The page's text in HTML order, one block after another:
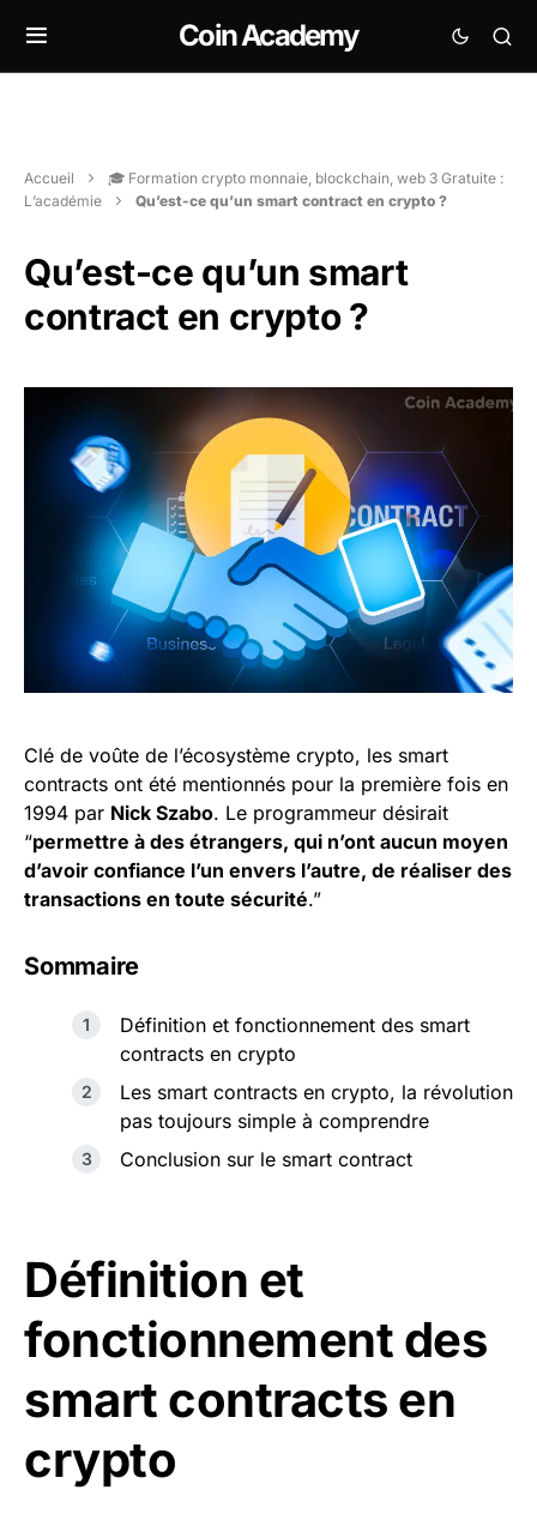
Coin Academy
Accueil
🎓 Formation crypto monnaie, blockchain, web 3 Gratuite :
L’académie
Qu’est-ce qu’un smart contract en crypto ?
Qu’est-ce qu’un smart
contract en crypto ?
Clé de voûte de l’écosystème crypto, les smart
contracts ont été mentionnés pour la première fois en
1994 par Nick Szabo. Le programmeur désirait
“permettre à des étrangers, qui n’ont aucun moyen
d’avoir confiance l’un envers l’autre, de réaliser des
transactions en toute sécurité.”
Sommaire
Définition et fonctionnement des smart
contracts en crypto
Les smart contracts en crypto, la révolution
pas toujours simple à comprendre
Conclusion sur le smart contract
Définition et
fonctionnement des
smart contracts en
crypto